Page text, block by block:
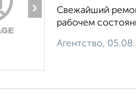
›
Свежайший
рабочем
Агентство,